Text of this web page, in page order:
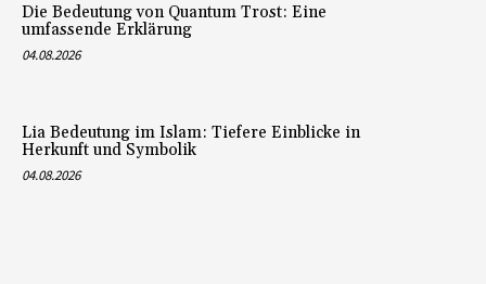
Die Bedeutung von Quantum Trost: Eine
umfassende Erklärung
04.08.2026
Lia Bedeutung im Islam: Tiefere Einblicke in
Herkunft und Symbolik
04.08.2026